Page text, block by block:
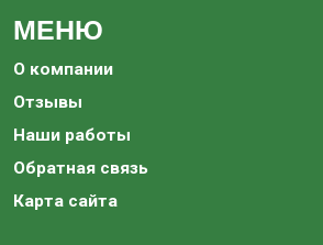
МЕНЮ
О компании
Отзывы
Наши работы
Обратная связь
Карта сайта